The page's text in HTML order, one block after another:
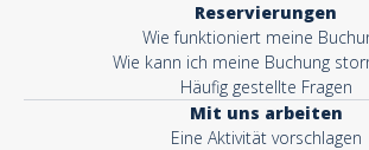
Reservierungen
Wie funktioniert meine
Wie kann ich meine Buchung
Häufig gestellte Fragen
Mit uns arbeiten
Eine Aktivität vorschlagen